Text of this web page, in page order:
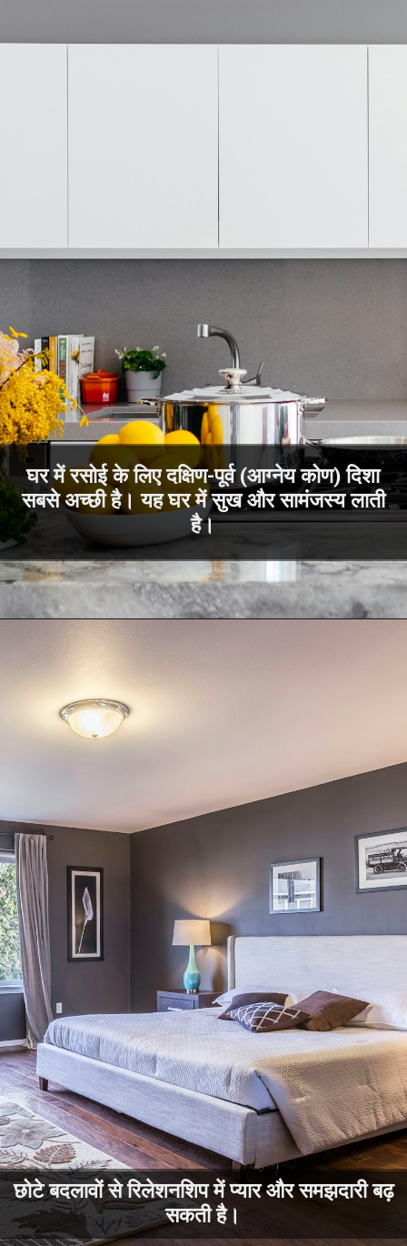
घर में रसोई के लिए दक्षिण-पूर्व (आग्नेय कोण) दिशा
सबसे अच्छी है। यह घर में सुख और सामंजस्य लाती
है।
छोटे बदलावों से रिलेशनशिप में प्यार और समझदारी बढ़
सकती है।